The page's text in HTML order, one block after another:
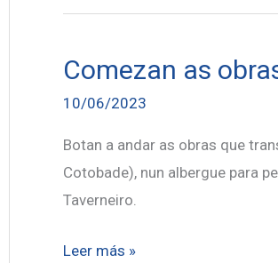
no
Comezan as
10/06/2023
Botan a andar as obras que
Cotobade), nun albergue para
Taverneiro.
Comezan
Leer más »